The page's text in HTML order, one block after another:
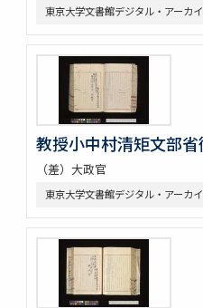
東京大学文書館デジタル・アーカ
教授小中村清矩文部
（差）大政官
東京大学文書館デジタル・アーカ